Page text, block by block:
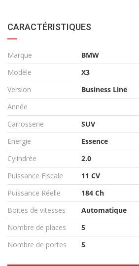
CARACTÉRISTIQUES
Marque
BMW
Modèle
X3
Version
Business Line
Année
Carrosserie
SUV
Energie
Essence
Cylindrée
2.0
Puissance Fiscale
11 CV
Puissance Réelle
184 Ch
Boites de vitesses
Automatique
Nombre de places
5
Nombre de portes
5